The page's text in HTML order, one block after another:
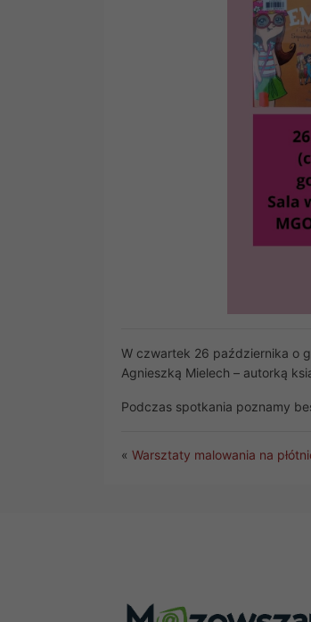
W czwartek 26 października o
Agnieszką Mielech – autorką
Podczas spotkania poznamy
«Warsztaty malowania na